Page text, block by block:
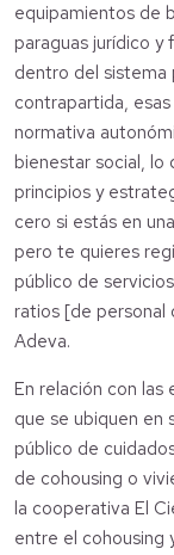
equipamientos de
paraguas jurídico y
dentro del sistema
contrapartida,
normativa
bienestar social, lo
principios y
cero si estás en
pero te quieres
público de
ratios [de personal
Adeva.
En relación con las
que se ubiquen en
público de
de cohousing o
la cooperativa El
entre el cohousing